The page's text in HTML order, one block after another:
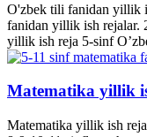
O'zbek tili fanidan yillik
fanidan yillik ish rejalar.
yillik ish reja 5-sinf
Matematika yillik
Matematika yillik ish